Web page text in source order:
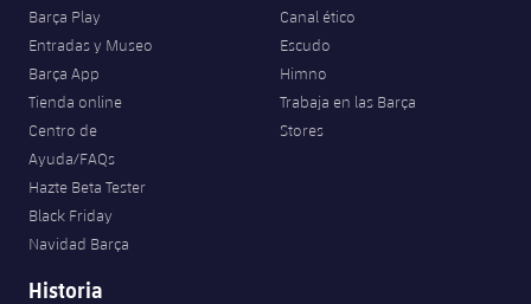
Barça Play
Entradas y Museo
Barça App
Tienda online
Centro de
Ayuda/FAQs
Hazte Beta Tester
Black Friday
Navidad Barça
Canal ético
Escudo
Himno
Trabaja en las Barça
Stores
Historia